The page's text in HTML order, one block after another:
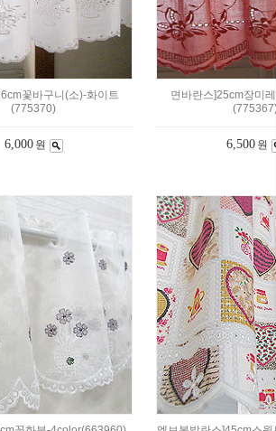
꽃바구니(소)-화이트
(775370)
6,000 원
면바란스]25cm장미레
6,500 원